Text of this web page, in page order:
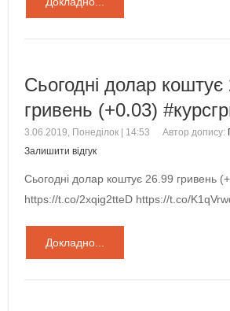
Сьогодні долар коштує
гривень (+0.03)
3.06.2019, Понеділок | 14:53 Автор допису:
Залишити відгук
Сьогодні долар коштує 26.99 гривень
https://t.co/2xqig2tteD https://t.co/
Докладно...